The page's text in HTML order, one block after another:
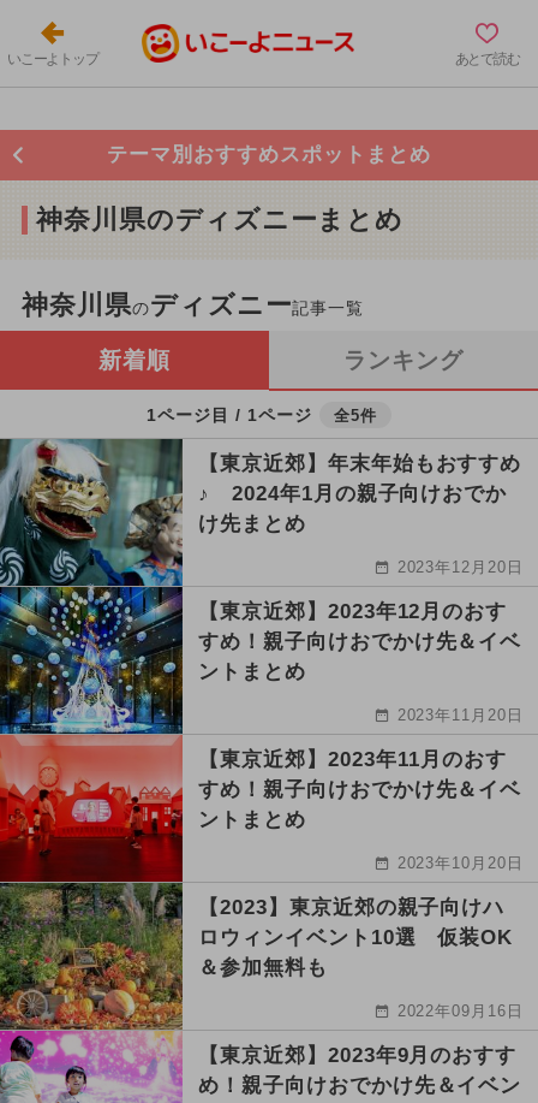
いこーよトップ あとで読む
テーマ別おすすめスポットまとめ
神奈川県のディズニーまとめ
神奈川県のディズニー記事一覧
新着順 ランキング
1ページ目 / 1ページ 全5件
【東京近郊】年末年始もおすすめ
♪ 2024年1月の親子向けおでか
け先まとめ
2023年12月20日
【東京近郊】2023年12月のおす
すめ！親子向けおでかけ先＆イベ
ントまとめ
2023年11月20日
【東京近郊】2023年11月のおす
すめ！親子向けおでかけ先＆イベ
ントまとめ
2023年10月20日
【2023】東京近郊の親子向けハ
ロウィンイベント10選 仮装OK
＆参加無料も
2022年09月16日
【東京近郊】2023年9月のおすす
め！親子向けおでかけ先＆イベン